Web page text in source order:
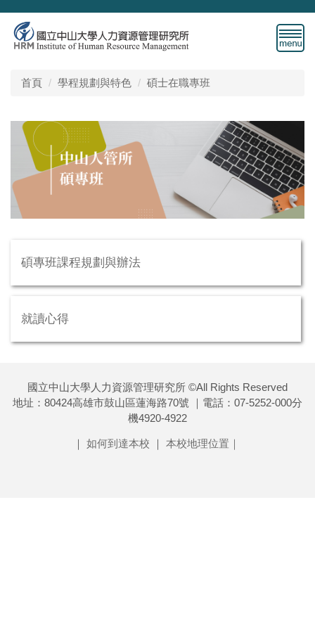
跳
到
主
首頁 學程規劃與特色 碩士在職專班
碩專班課程規劃與辦法
就讀心得
國立中山大學人力資源管理研究所 ©All Rights Reserved
地址：80424高雄市鼓山區蓮海路70號 ｜電話：07-5252-000分
機4920-4922
｜ 如何到達本校 ｜ 本校地理位置｜